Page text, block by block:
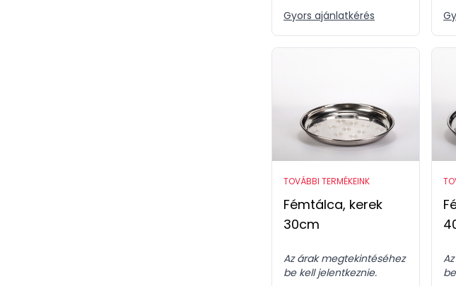
Gyors ajánlatkérés
TOVÁBBI TERMÉKEINK
Fémtálca, kerek
30cm
Az árak megtekintéséhez
be kell jelentkeznie.